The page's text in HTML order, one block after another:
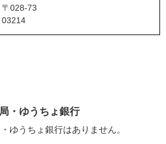
〒028-73
03214
・ゆうちょ銀行
ゆうちょ銀行はありません。